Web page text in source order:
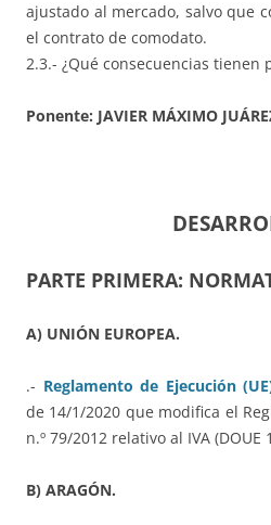
ajustado al mercado, salvo que
el contrato de comodato.
2.3.- ¿Qué consecuencias tienen
Ponente: JAVIER MÁXIMO
PARTE PRIMERA:
A) UNIÓN EUROPEA.
.- Reglamento de Ejecución
de 14/1/2020 que modifica el
n.º 79/2012 relativo al IVA (DOUE
B) ARAGÓN.